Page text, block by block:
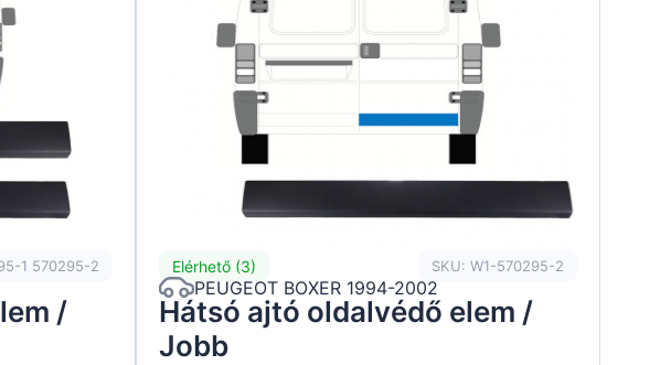
1 570295-2
/
Elérhető (3) SKU: W1-570295-2
PEUGEOT BOXER 1994-2002
Hátsó ajtó oldalvédő elem /
Jobb